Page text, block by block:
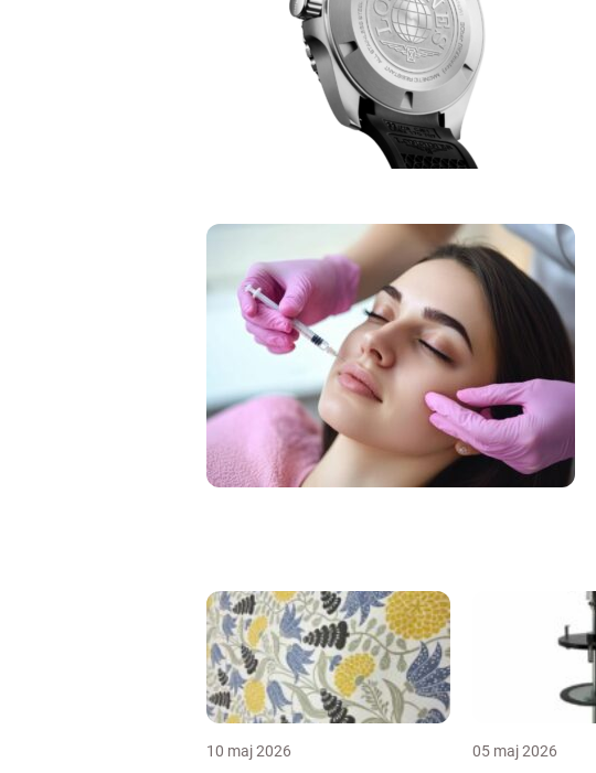
10 maj 2026 05 maj 2026